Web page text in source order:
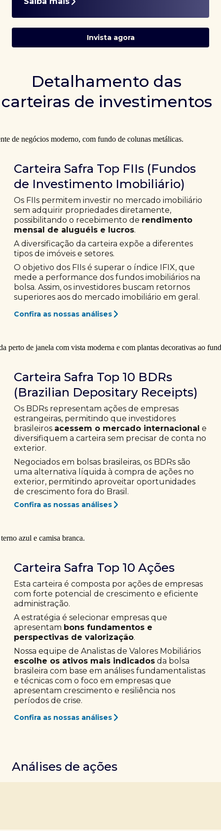
Invista agora
Detalhamento das
carteiras de investimentos
Carteira Safra Top FIIs (Fundos
de Investimento Imobiliário)
Os FIIs permitem investir no mercado imobiliário
sem adquirir propriedades diretamente,
possibilitando o recebimento de rendimento
mensal de aluguéis e lucros.
A diversificação da carteira expõe a diferentes
tipos de imóveis e setores.
O objetivo dos FIIs é superar o índice IFIX, que
mede a performance dos fundos imobiliários na
bolsa. Assim, os investidores buscam retornos
superiores aos do mercado imobiliário em geral.
Confira as nossas análises
Carteira Safra Top 10 BDRs
(Brazilian Depositary Receipts)
Os BDRs representam ações de empresas
estrangeiras, permitindo que investidores
brasileiros acessem o mercado internacional e
diversifiquem a carteira sem precisar de conta no
exterior.
Negociados em bolsas brasileiras, os BDRs são
uma alternativa líquida à compra de ações no
exterior, permitindo aproveitar oportunidades
de crescimento fora do Brasil.
Confira as nossas análises
Carteira Safra Top 10 Ações
Esta carteira é composta por ações de empresas
com forte potencial de crescimento e eficiente
administração.
A estratégia é selecionar empresas que
apresentam bons fundamentos e
perspectivas de valorização.
Nossa equipe de Analistas de Valores Mobiliários
escolhe os ativos mais indicados da bolsa
brasileira com base em análises fundamentalistas
e técnicas com o foco em empresas que
apresentam crescimento e resiliência nos
períodos de crise.
Confira as nossas análises
Análises de ações